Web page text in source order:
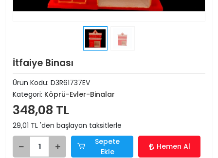
İtfaiye Binası
Ürün Kodu: D3R61737EV
Kategori: Köprü-Evler-Binalar
348,08 TL
29,01 TL 'den başlayan taksitlerle
Sepete
Ekle
Hemen Al